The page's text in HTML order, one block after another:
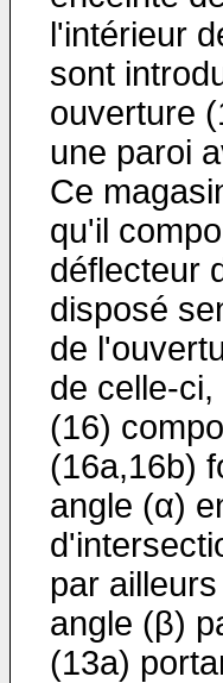
l'intérieur
sont
ouverture
une paroi
Ce
qu'il
déflecteur
disposé
de
de celle-
(16)
(16a,16b)
angle (α)
par
angle (β)
(13a)